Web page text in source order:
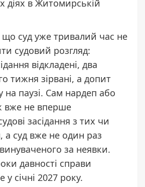
діях в Житомирській
суд уже тривалий час не
судовий розгляд:
відкладені, два
тижня зірвані, а допит
на паузі. Сам нардеп або
вже не вперше
засідання з тих чи
суд вже не один раз
за неявки.
давності справи
січні 2027 року.